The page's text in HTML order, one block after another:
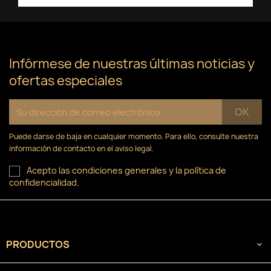
add_circle_outline Crear nueva lista
((cancelText))
Cancelar
Infórmese de nuestras últimas noticias y
ofertas especiales
Puede darse de baja en cualquier momento. Para ello, consulte nuestra
información de contacto en el aviso legal.
Acepto las condiciones generales y la política de
confidencialidad.
PRODUCTOS 